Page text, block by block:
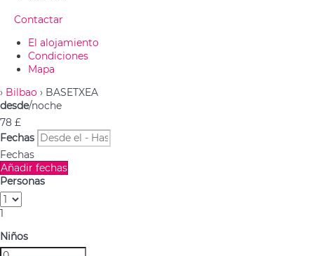
Contactar
El alojamiento
Condiciones
Mapa
› Bilbao › BASETXEA
desde/noche
78 £
Fechas
Fechas
Añadir fechas
Personas
1
Niños